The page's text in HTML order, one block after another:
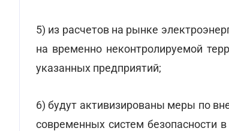
5) из расчетов на рынке
на временно неконтролируемой
указанных предприятий;
6) будут активизированы меры по
современных систем безопасности